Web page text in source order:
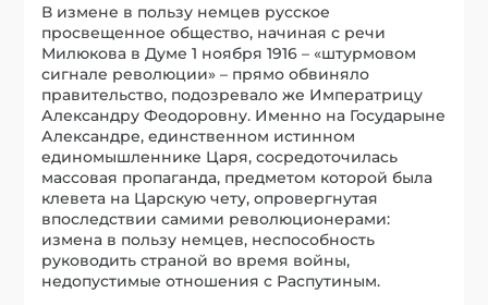
В измене в пользу немцев русское
просвещенное общество, начиная с речи
Милюкова в Думе 1 ноября 1916 – «штурмовом
сигнале революции» – прямо обвиняло
правительство, подозревало же Императрицу
Александру Феодоровну. Именно на Государыне
Александре, единственном истинном
единомышленнике Царя, сосредоточилась
массовая пропаганда, предметом которой была
клевета на Царскую чету, опровергнутая
впоследствии самими революционерами:
измена в пользу немцев, неспособность
руководить страной во время войны,
недопустимые отношения с Распутиным.